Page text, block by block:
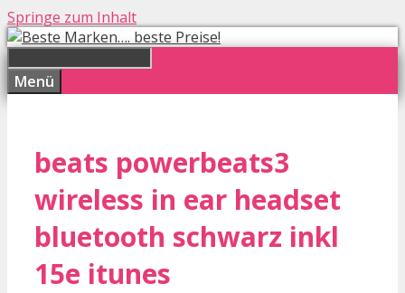
Springe zum Inhalt
Menü
beats powerbeats3
wireless in ear headset
bluetooth schwarz inkl
15e itunes